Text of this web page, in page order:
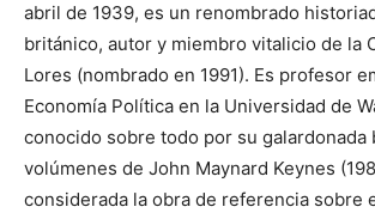
abril de 1939, es un renombrado
británico, autor y miembro vitalicio de la
Lores (nombrado en 1991). Es profesor
Economía Política en la Universidad de
conocido sobre todo por su galardonada
volúmenes de John Maynard Keynes
considerada la obra de referencia sobre